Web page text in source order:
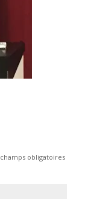
obligatoires